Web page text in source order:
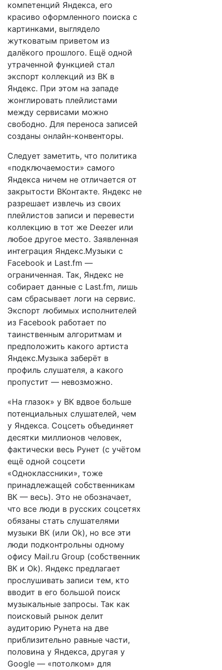
компетенций Яндекса, его
красиво оформленного поиска с
картинками, выглядело
жутковатым приветом из
далёкого прошлого. Ещё одной
утраченной функцией стал
экспорт коллекций из ВК в
Яндекс. При этом на западе
жонглировать плейлистами
между сервисами можно
свободно. Для переноса записей
созданы онлайн-конвенторы.
Следует заметить, что политика
«подключаемости» самого
Яндекса ничем не отличается от
закрытости ВКонтакте. Яндекс не
разрешает извлечь из своих
плейлистов записи и перевести
коллекцию в тот же Deezer или
любое другое место. Заявленная
интеграция Яндекс.Музыки с
Facebook и Last.fm —
ограниченная. Так, Яндекс не
собирает данные с Last.fm, лишь
сам сбрасывает логи на сервис.
Экспорт любимых исполнителей
из Facebook работает по
таинственным алгоритмам и
предположить какого артиста
Яндекс.Музыка заберёт в
профиль слушателя, а какого
пропустит — невозможно.
«На глазок» у ВК вдвое больше
потенциальных слушателей, чем
у Яндекса. Соцсеть объединяет
десятки миллионов человек,
фактически весь Рунет (с учётом
ещё одной соцсети
«Одноклассники», тоже
принадлежащей собственникам
ВК — весь). Это не обозначает,
что все люди в русских соцсетях
обязаны стать слушателями
музыки ВК (или Ok), но все эти
люди подконтрольны одному
офису Mail.ru Group (собственник
ВК и Ok). Яндекс предлагает
прослушивать записи тем, кто
вводит в его большой поиск
музыкальные запросы. Так как
поисковый рынок делит
аудиторию Рунета на две
приблизительно равные части,
половина у Яндекса, другая у
Google — «потолком» для